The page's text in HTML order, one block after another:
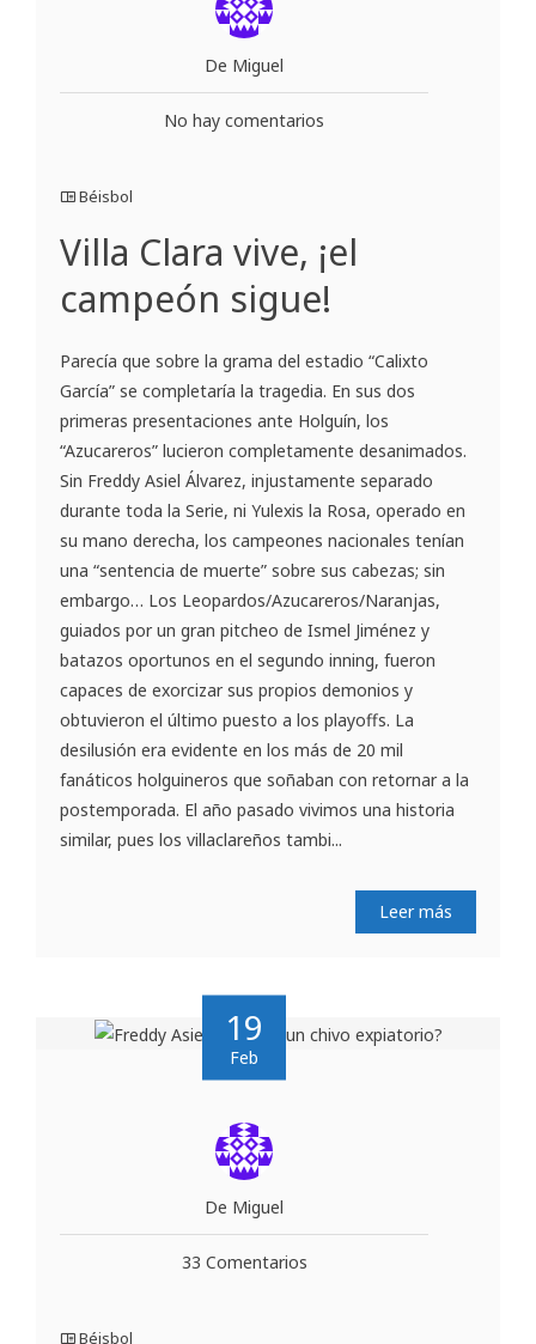
De Miguel
No hay comentarios
Béisbol
Villa Clara vive, ¡el
campeón sigue!
Parecía que sobre la grama del estadio “Calixto
García” se completaría la tragedia. En sus dos
primeras presentaciones ante Holguín, los
“Azucareros” lucieron completamente desanimados.
Sin Freddy Asiel Álvarez, injustamente separado
durante toda la Serie, ni Yulexis la Rosa, operado en
su mano derecha, los campeones nacionales tenían
una “sentencia de muerte” sobre sus cabezas; sin
embargo… Los Leopardos/Azucareros/Naranjas,
guiados por un gran pitcheo de Ismel Jiménez y
batazos oportunos en el segundo inning, fueron
capaces de exorcizar sus propios demonios y
obtuvieron el último puesto a los playoffs. La
desilusión era evidente en los más de 20 mil
fanáticos holguineros que soñaban con retornar a la
postemporada. El año pasado vivimos una historia
similar, pues los villaclareños tambi...
Leer más
19
Feb
De Miguel
33 Comentarios
Béisbol